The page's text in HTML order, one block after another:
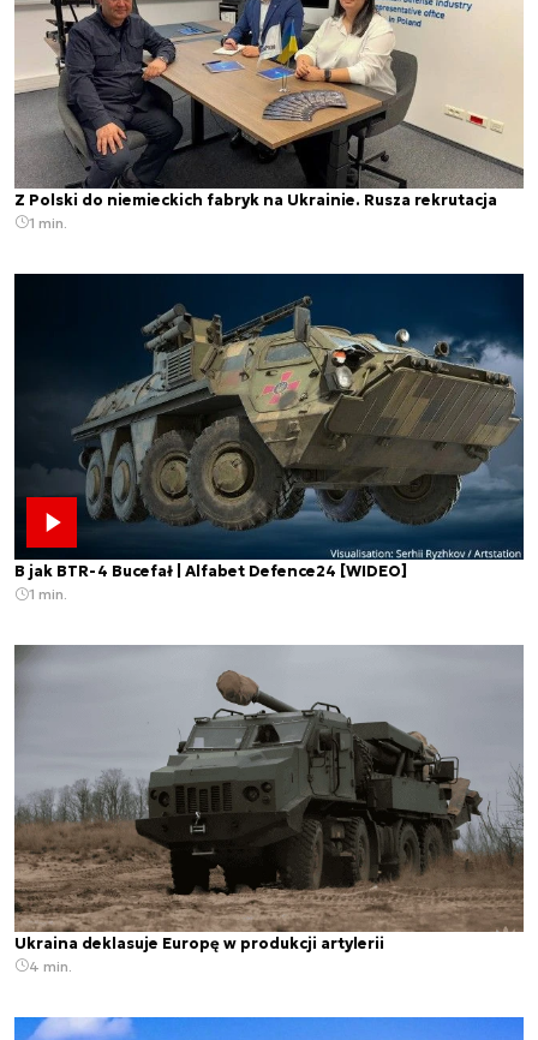
Z Polski do niemieckich fabryk na Ukrainie. Rusza rekrutacja
1 min.
B jak BTR-4 Bucefał | Alfabet Defence24 [WIDEO]
1 min.
Ukraina deklasuje Europę w produkcji artylerii
4 min.